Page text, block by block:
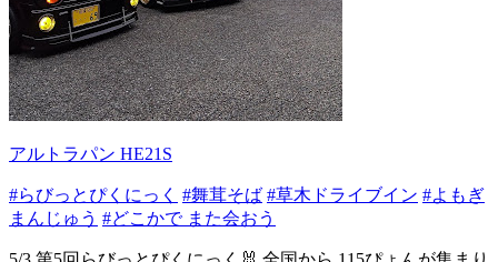
アルトラパン HE21S
#らびっとぴくにっく #舞茸そば #草木ドライブイン #よもぎ
まんじゅう #どこかで また会おう